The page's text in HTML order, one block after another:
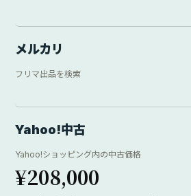
メルカリ
フリマ出品を検索
Yahoo!中古
Yahoo!ショッピング内の中古価格
¥208,000